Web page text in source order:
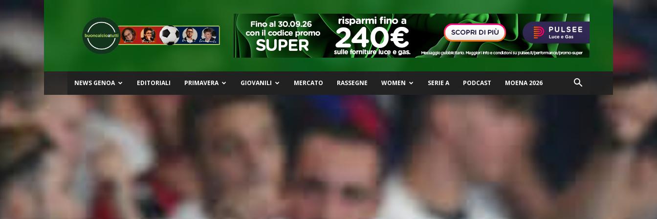
Buon
Calcio
a
Tutti
NEWS GENOA EDITORIALI PRIMAVERA GIOVANILI MERCATO RASSEGNE WOMEN SERIE A PODCAST MOENA 2026